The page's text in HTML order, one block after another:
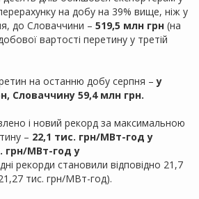
на добу на 39% вище, ніж у
до Словаччини – 519,5 млн грн (на
вартості перетину у третій
на останню добу серпня –у
Словаччину 59,4 млн грн.
і новий рекорд за максимальною
– 22,1 тис. грн/МВт-год у
грн/МВт-год у
рекорди становили відповідно 21,7
тис. грн/МВт-год).